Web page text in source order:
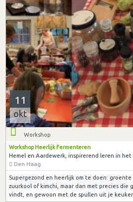
11
okt
Workshop
Workshop Heerlijk Fermenteren
Hemel en Aardewerk, inspirerend leren in
Den Haag
Supergezond en heerlijk om te doen:
zuurkool of kimchi, maar dan met precies
vindt, en gewoon met de spullen uit je